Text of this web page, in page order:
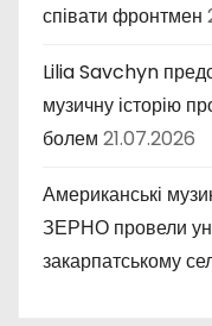
співати фронтмен
Lilia Savchyn
музичну історію
болем 21.07.2026
Американські
ЗЕРНО провели
закарпатському